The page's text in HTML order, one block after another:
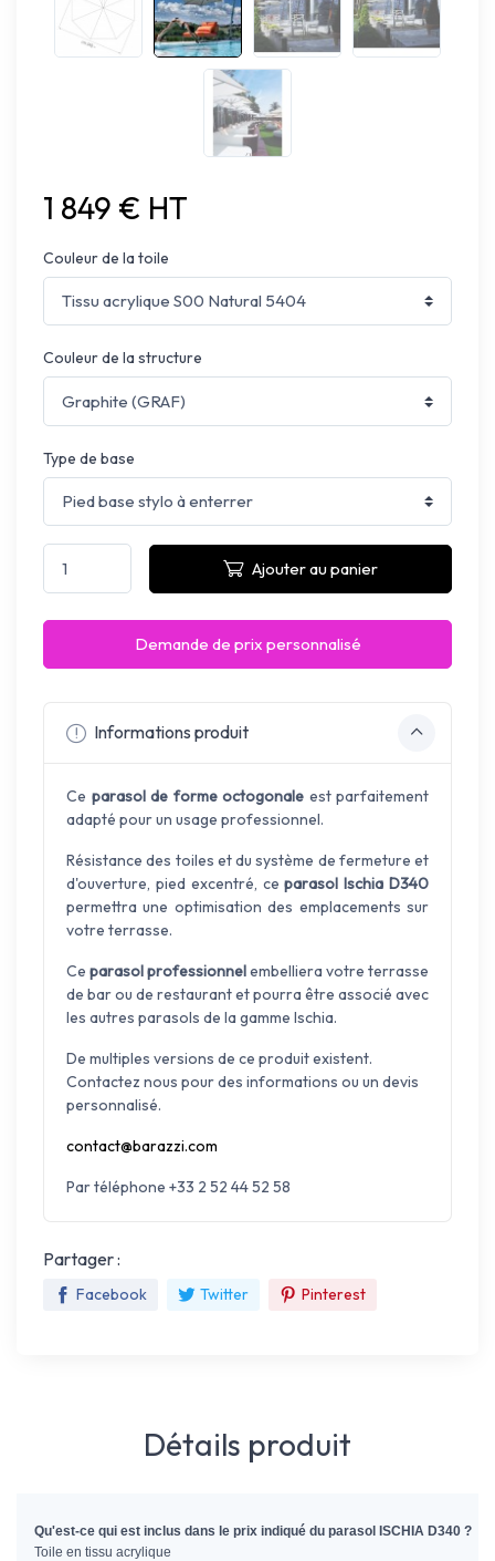
1 849 € HT
Couleur de la toile
Couleur de la structure
Type de base
Ajouter au panier
Demande de prix personnalisé
Informations produit
Ce parasol de forme octogonale est parfaitement
adapté pour un usage professionnel.
Résistance des toiles et du système de fermeture et
d'ouverture, pied excentré, ce parasol Ischia D340
permettra une optimisation des emplacements sur
votre terrasse.
Ce parasol professionnelembelliera votre terrasse
de bar ou de restaurant et pourra être associé avec
les autres parasols de la gamme Ischia.
De multiples versions de ce produit existent.
Contactez nous pour des informations ou un devis
personnalisé.
contact@barazzi.com
Par téléphone +33 2 52 44 52 58
Partager :
Facebook Twitter Pinterest
Détails produit
Qu'est-ce qui est inclus dans le prix indiqué du parasol ISCHIA D340 ?
Toile en tissu acrylique